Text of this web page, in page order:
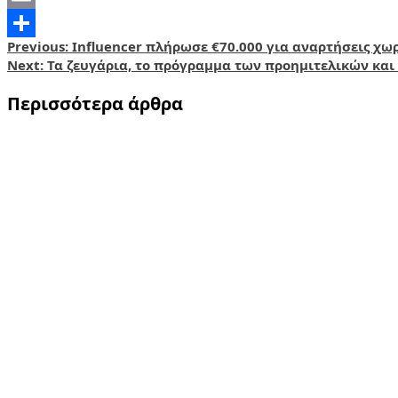
Email
Share
Post
navigation
Previous: Influencer πλήρωσε €70.000 για αναρτήσεις
Next: Τα ζευγάρια, το πρόγραμμα των προημιτελικών
Περισσότερα άρθρα